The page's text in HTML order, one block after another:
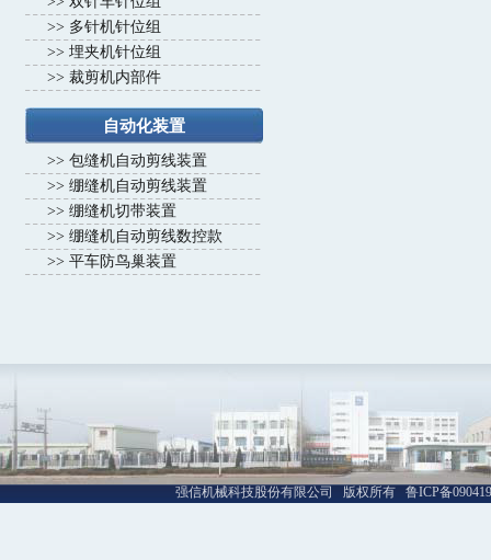
>> 多针机针位组
>> 埋夹机针位组
>> 裁剪机内部件
自动化装置
>> 包缝机自动剪线装置
>> 绷缝机自动剪线装置
>> 绷缝机切带装置
>> 绷缝机自动剪线数控款
>> 平车防鸟巢装置
强信机械科技股份有限公司 版权所有 鲁ICP备